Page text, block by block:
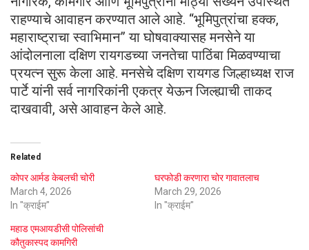
राहण्याचे आवाहन करण्यात आले आहे. “भूमिपुत्रांचा हक्क,
महाराष्ट्राचा स्वाभिमान” या घोषवाक्यासह मनसेने या
आंदोलनाला दक्षिण रायगडच्या जनतेचा पाठिंबा मिळवण्याचा
प्रयत्न सुरू केला आहे. मनसेचे दक्षिण रायगड जिल्हाध्यक्ष राज
पार्टे यांनी सर्व नागरिकांनी एकत्र येऊन जिल्ह्याची ताकद
दाखवावी, असे आवाहन केले आहे.
Related
कोपर आर्मड केबलची चोरी
March 4, 2026
In "क्राईम"
घरफोडी करणारा चोर गावातलाच
March 29, 2026
In "क्राईम"
महाड एमआयडीसी पोलिसांची
कौतुकास्पद कामगिरी